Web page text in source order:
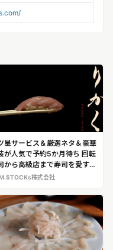
星サービス＆厳選ネタ＆豪華
が人気で予約5か月待ち 回転
から高級店まで寿司を愛する
融マンが開店！ 完全会員制
株式会社